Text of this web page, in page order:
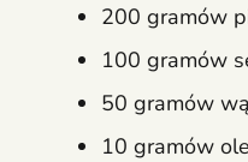
200 gramów
100 gramów
50 gramów
10 gramów